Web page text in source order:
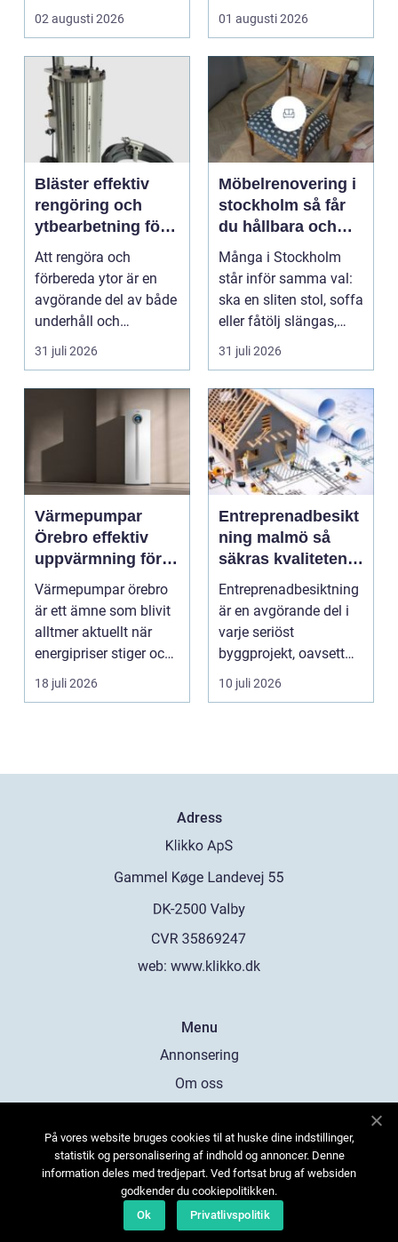
02 augusti 2026
som vill arbet...
01 augusti 2026
Bläster effektiv
rengöring och
ytbearbetning för
proffs och
hantverkare
Att rengöra och
förbereda ytor är en
avgörande del av både
underhåll och
renovering. Färg, rost,
smu...
31 juli 2026
Möbelrenovering i
stockholm så får
du hållbara och
vackra möbler
Många i Stockholm
står inför samma val:
ska en sliten stol, soffa
eller fåtölj slängas,
säljas billi...
31 juli 2026
Värmepumpar
Örebro effektiv
uppvärmning för
hus och
fastigheter
Värmepumpar örebro
är ett ämne som blivit
alltmer aktuellt när
energipriser stiger och
fler vill sän...
18 juli 2026
Entreprenadbesikt
ning malmö så
säkras kvaliteten i
byggprojekt
Entreprenadbesiktning
är en avgörande del i
varje seriöst
byggprojekt, oavsett
om det handlar om en
10 juli 2026
Adress
web: www.klikko.dk
Menu
Annonsering
Om oss
Kontakta oss
Sitemap
På vores website bruges cookies til at huske dine indstillinger,
statistik og personalisering af indhold og annoncer. Denne
information deles med tredjepart. Ved fortsat brug af websiden
godkender du cookiepolitikken.
Ok
Privatlivspolitik